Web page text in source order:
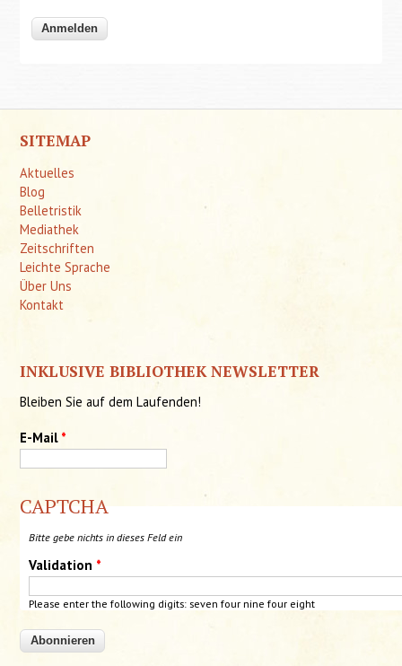
SITEMAP
Aktuelles
Blog
Belletristik
Mediathek
Zeitschriften
Leichte Sprache
Über Uns
Kontakt
INKLUSIVE BIBLIOTHEK NEWSLETTER
Bleiben Sie auf dem Laufenden!
E-Mail *
CAPTCHA
Bitte gebe nichts in dieses Feld ein
Validation *
Please enter the following digits: seven four nine four eight